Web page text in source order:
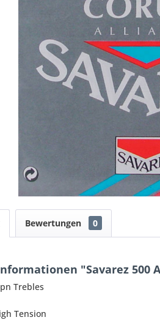
Bewertungen 0
"Savarez 500
Trebles
Tension